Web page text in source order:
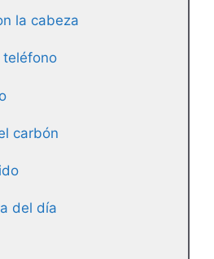
la cabeza
teléfono
carbón
del día